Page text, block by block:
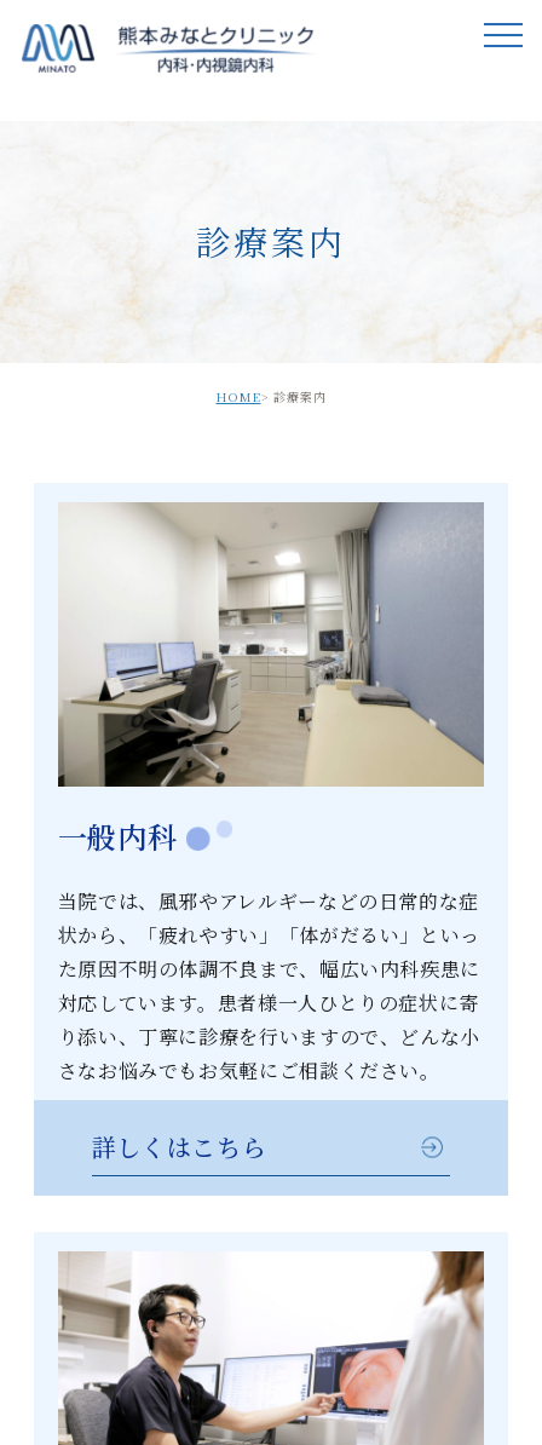
診療案内
HOME 診療案内
一般内科
当院では、風邪やアレルギーなどの日常的な症
状から、「疲れやすい」「体がだるい」といっ
た原因不明の体調不良まで、幅広い内科疾患に
対応しています。患者様一人ひとりの症状に寄
り添い、丁寧に診療を行いますので、どんな小
さなお悩みでもお気軽にご相談ください。
詳しくはこちら